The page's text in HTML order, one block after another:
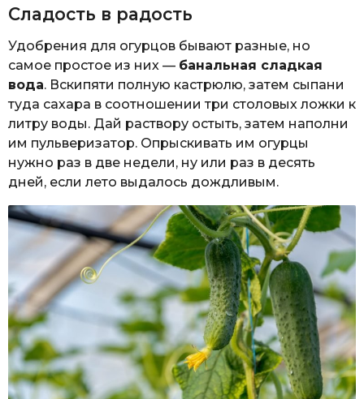
Сладость в радость
Удобрения для огурцов бывают разные, но
самое простое из них — банальная сладкая
вода. Вскипяти полную кастрюлю, затем сыпани
туда сахара в соотношении три столовых ложки к
литру воды. Дай раствору остыть, затем наполни
им пульверизатор. Опрыскивать им огурцы
нужно раз в две недели, ну или раз в десять
дней, если лето выдалось дождливым.